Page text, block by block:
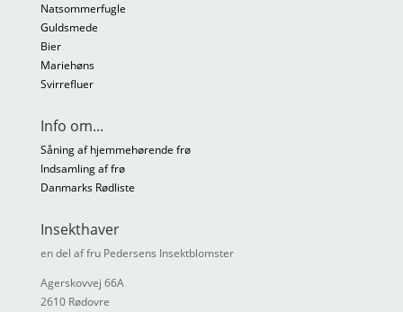
Natsommerfugle
Guldsmede
Bier
Mariehøns
Svirrefluer
Info om...
Såning af hjemmehørende frø
Indsamling af frø
Danmarks Rødliste
Insekthaver
en del af fru Pedersens Insektblomster
Agerskovvej 66A
2610 Rødovre